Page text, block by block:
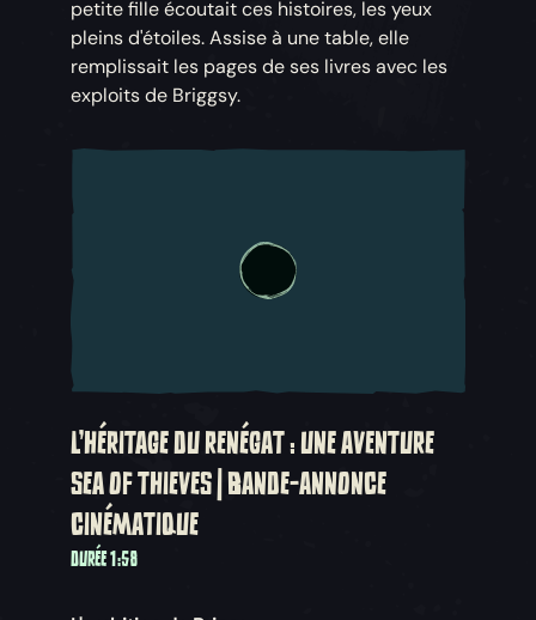
petite fille écoutait ces histoires, les yeux
pleins d'étoiles. Assise à une table, elle
remplissait les pages de ses livres avec les
exploits de Briggsy.
L'HÉRITAGE DU RENÉGAT : UNE AVENTURE
SEA OF THIEVES | BANDE-ANNONCE
CINÉMATIQUE
DURÉE 1:58